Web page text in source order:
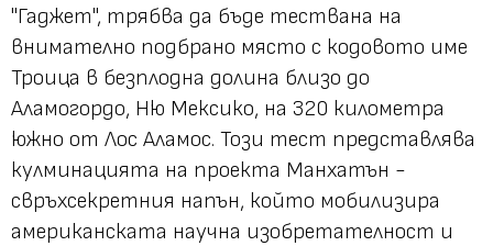
"Гаджет", трябва да бъде тествана на
внимателно подбрано място с кодовото име
Троица в безплодна долина близо до
Аламогордо, Ню Мексико, на 320 километра
южно от Лос Аламос. Този тест представлява
кулминацията на проекта Манхатън -
свръхсекретния напън, който мобилизира
американската научна изобретателност и